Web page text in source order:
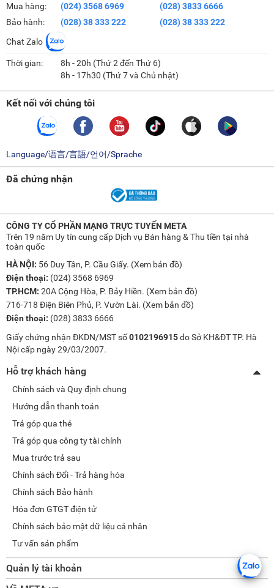
Mua hàng:
Bảo hành:
(024) 3568 6969
(028) 38 333 222
(028) 3833 6666
(028) 38 333 222
Chat Zalo
Thời gian:
8h - 20h (Thứ 2 đến Thứ 6)
8h - 17h30 (Thứ 7 và Chủ nhật)
Kết nối với chúng tôi
Language/语言/言語/언어/Sprache
Đã chứng nhận
CÔNG TY CỔ PHẦN MẠNG TRỰC TUYẾN META
Trên 19 năm Uy tín cung cấp Dịch vụ Bán hàng & Thu tiền tại nhà
toàn quốc
HÀ NỘI: 56 Duy Tân, P. Cầu Giấy. (Xem bản đồ)
Điện thoại: (024) 3568 6969
TP.HCM: 20A Cộng Hòa, P. Bảy Hiền. (Xem bản đồ)
716-718 Điện Biên Phủ, P. Vườn Lài. (Xem bản đồ)
Điện thoại: (028) 3833 6666
Giấy chứng nhận ĐKDN/MST số0102196915do Sở KH&ĐT TP. Hà
Nội cấp ngày 29/03/2007.
Hỗ trợ khách hàng
Chính sách và Quy định chung
Hướng dẫn thanh toán
Trả góp qua thẻ
Trả góp qua công ty tài chính
Mua trước trả sau
Chính sách Đổi - Trả hàng hóa
Chính sách Bảo hành
Hóa đơn GTGT điện tử
Chính sách bảo mật dữ liệu cá nhân
Tư vấn sản phẩm
Quản lý tài khoản